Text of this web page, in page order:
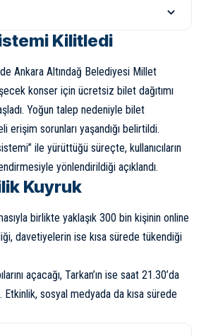
Kilitledi
Ankara Altındağ Belediyesi Millet
konser için ücretsiz bilet dağıtımı
Yoğun talep nedeniyle bilet
erişim sorunları yaşandığı belirtildi.
ile yürüttüğü süreçte, kullanıcıların
yönlendirildiği açıklandı.
Kuyruk
birlikte yaklaşık 300 bin kişinin online
davetiyelerin ise kısa sürede tükendiği
açacağı, Tarkan’ın ise saat 21.30’da
Etkinlik, sosyal medyada da kısa sürede